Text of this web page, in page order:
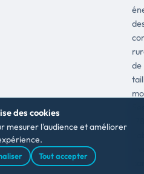
de
des cookies
mesurer l'audience et améliorer
Tout accepter